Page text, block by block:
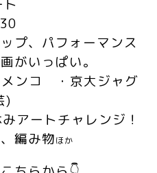
30
プ、パフォーマンス
がいっぱい。
メンコ ・京大ジャグ
)
アートチャレンジ！
編み物ほか